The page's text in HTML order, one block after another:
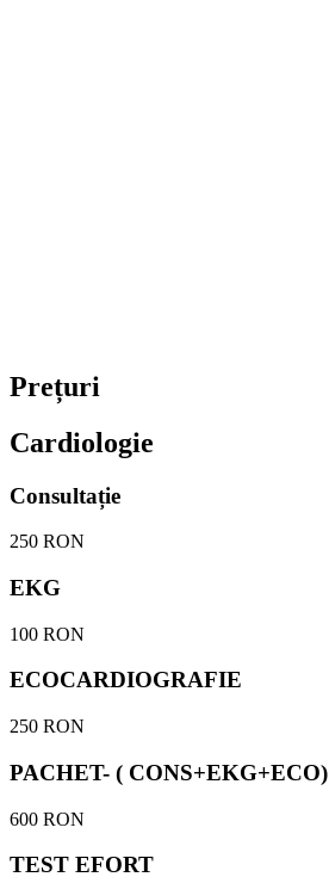
Prețuri
Cardiologie
Consultație
250 RON
EKG
100 RON
ECOCARDIOGRAFIE
250 RON
PACHET- ( CONS+EKG+ECO)
600 RON
TEST EFORT